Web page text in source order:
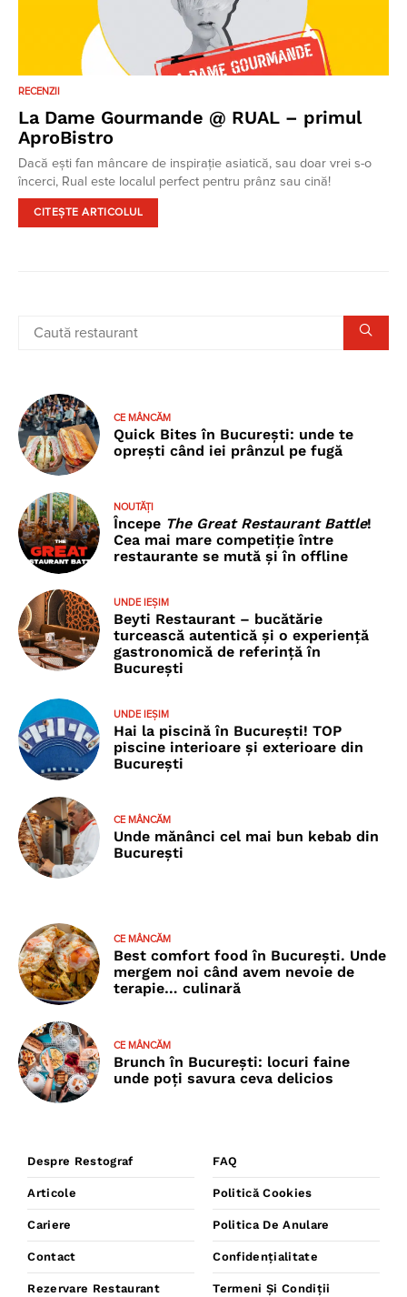
RECENZII
La Dame Gourmande @ RUAL – primul
AproBistro
Dacă ești fan mâncare de inspirație asiatică, sau doar vrei s-o
încerci, Rual este localul perfect pentru prânz sau cină!
CITEȘTE ARTICOLUL
CE MÂNCĂM
Quick Bites în București: unde te
oprești când iei prânzul pe fugă
NOUTĂȚI
Începe The Great Restaurant Battle!
Cea mai mare competiție între
restaurante se mută și în offline
UNDE IEȘIM
Beyti Restaurant – bucătărie
turcească autentică și o experiență
gastronomică de referință în
București
UNDE IEȘIM
Hai la piscină în București! TOP
piscine interioare și exterioare din
București
CE MÂNCĂM
Unde mănânci cel mai bun kebab din
București
CE MÂNCĂM
Best comfort food în București. Unde
mergem noi când avem nevoie de
terapie… culinară
CE MÂNCĂM
Brunch în București: locuri faine
unde poţi savura ceva delicios
Despre Restograf
Articole
Cariere
Contact
Rezervare Restaurant
FAQ
Politică Cookies
Politica De Anulare
Confidențialitate
Termeni Și Condiții